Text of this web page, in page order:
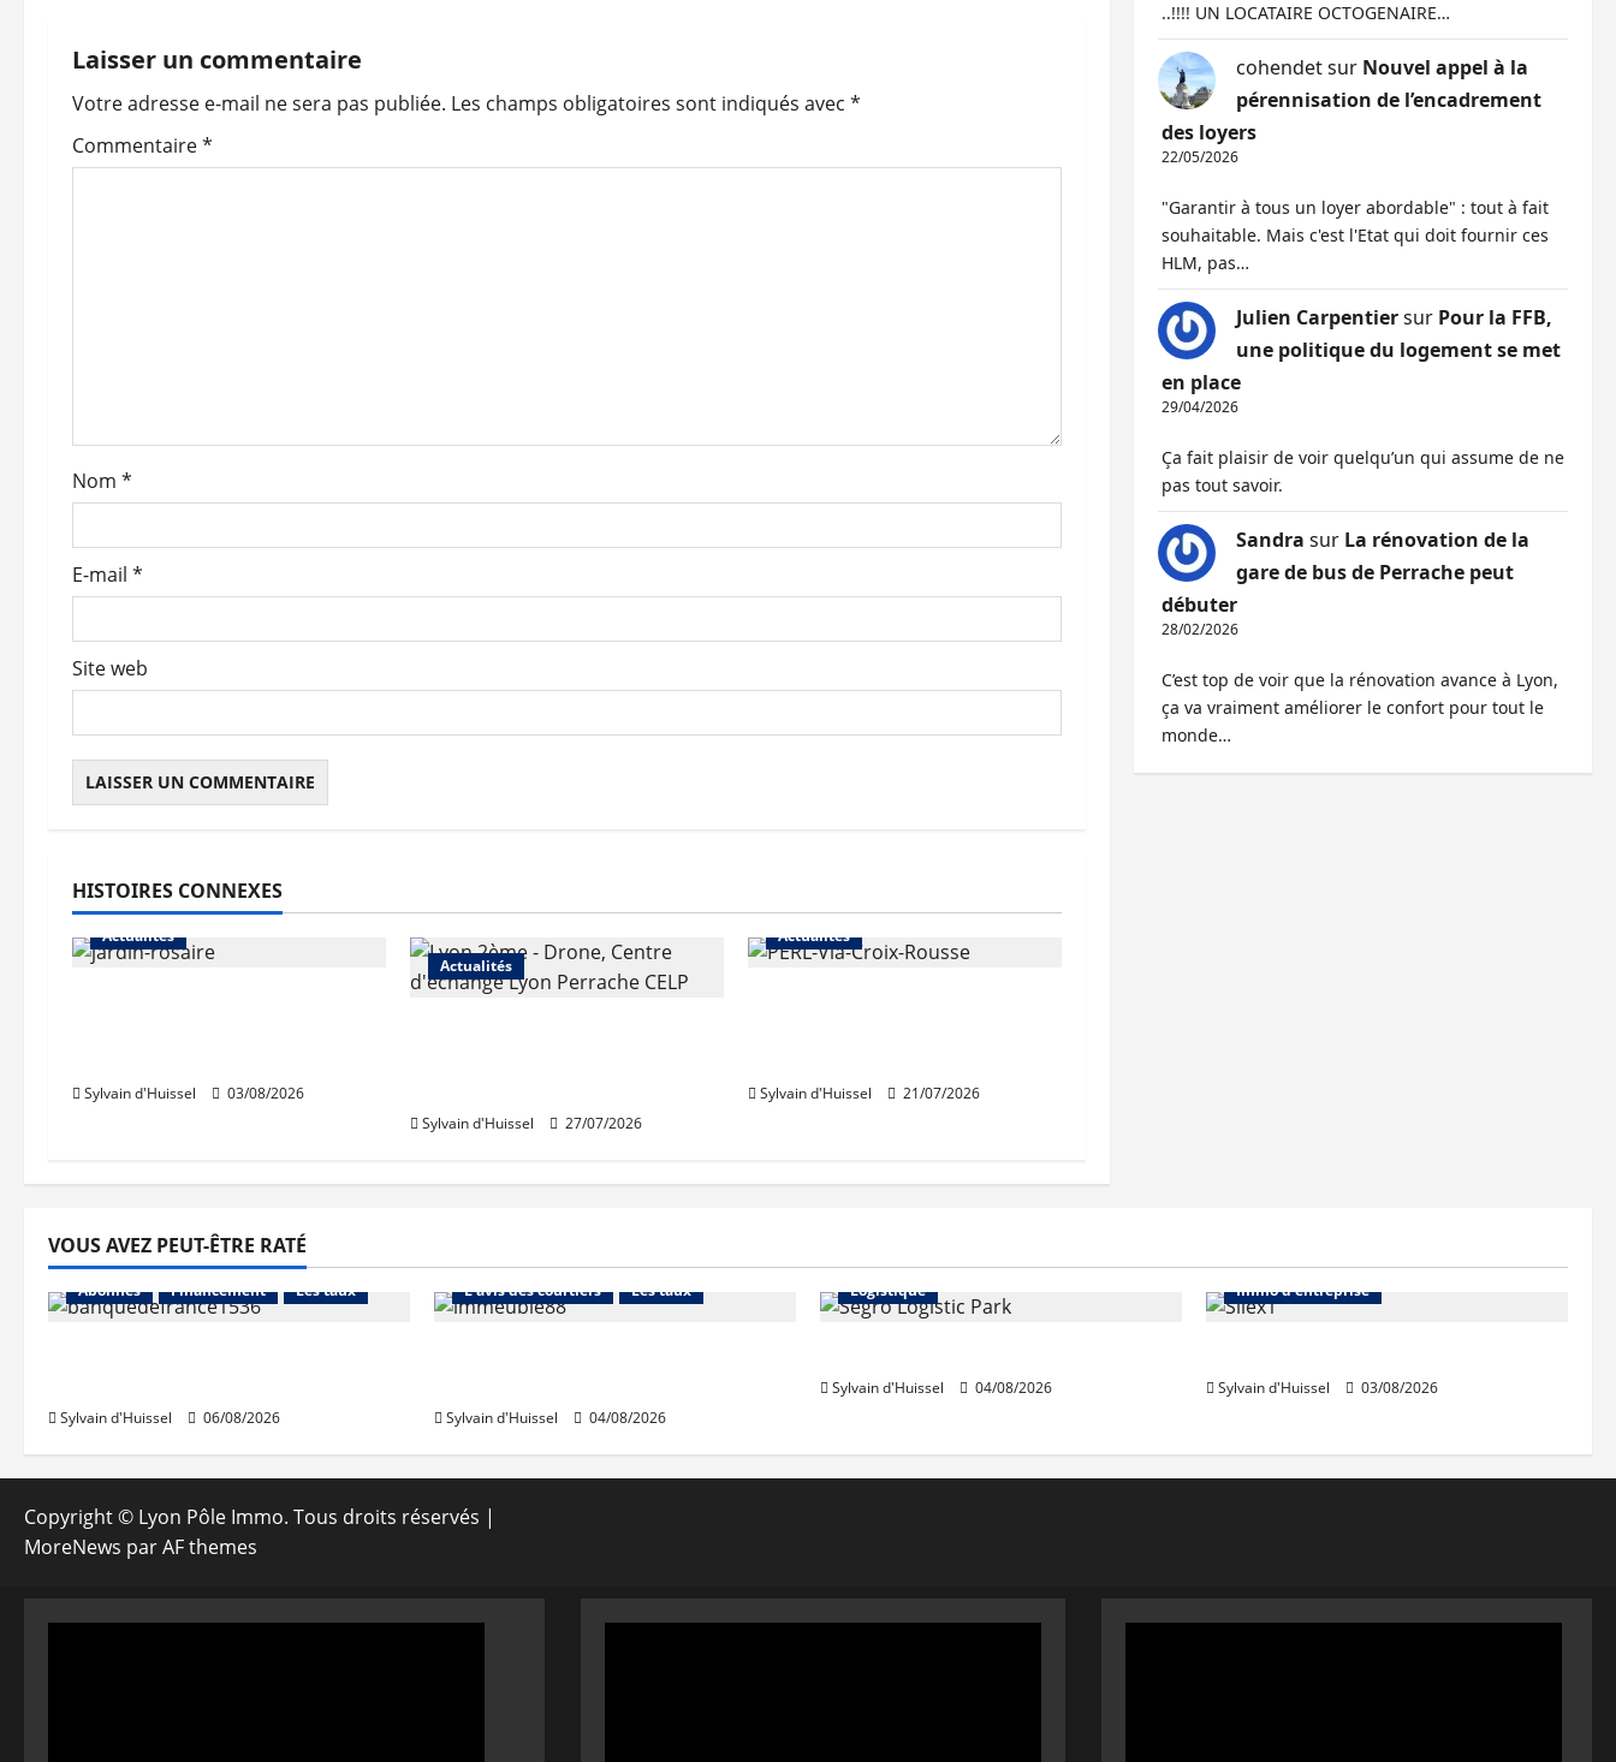
g
a
t
a
r
t
i
c
l
e
Laisser un commentaire
Votre adresse e-mail ne sera pas publiée. Les champs obligatoires sont indiqués avec *
Commentaire*
Nom *
E-mail *
Site web
HISTOIRES CONNEXES
Actualités
Sylvain d'Huissel 03/08/2026
Actualités
Sylvain d'Huissel 27/07/2026
Actualités
Sylvain d'Huissel 21/07/2026
..!!!! UN LOCATAIRE OCTOGENAIRE…
cohendetsur Nouvel appel à la
pérennisation de l’encadrement
des loyers
22/05/2026
"Garantir à tous un loyer abordable" : tout à fait
souhaitable. Mais c'est l'Etat qui doit fournir ces
HLM, pas…
Julien Carpentiersur Pour la FFB,
une politique du logement se met
en place
29/04/2026
Ça fait plaisir de voir quelqu’un qui assume de ne
pas tout savoir.
Sandra sur La rénovation de la
gare de bus de Perrache peut
débuter
28/02/2026
C’est top de voir que la rénovation avance à Lyon,
ça va vraiment améliorer le confort pour tout le
monde…
VOUS AVEZ PEUT-ÊTRE RATÉ
Abonnés Financement Les taux
Sylvain d'Huissel 06/08/2026
L'avis des courtiers
Les taux
Sylvain d'Huissel 04/08/2026
Logistique
Sylvain d'Huissel 04/08/2026
Immo d'entreprise
Sylvain d'Huissel 03/08/2026
Copyright © Lyon Pôle Immo. Tous droits réservés |
MoreNews par AF themes